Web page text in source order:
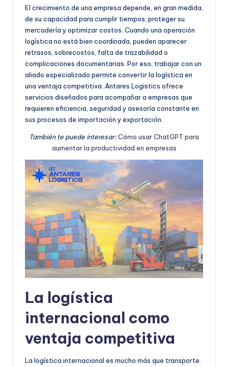
El crecimiento de una empresa depende, en gran medida,
de su capacidad para cumplir tiempos, proteger su
mercadería y optimizar costos. Cuando una operación
logística no está bien coordinada, pueden aparecer
retrasos, sobrecostos, falta de trazabilidad o
complicaciones documentarias. Por eso, trabajar con un
aliado especializado permite convertir la logística en
una ventaja competitiva. Antares Logistics ofrece
servicios diseñados para acompañar a empresas que
requieren eficiencia, seguridad y asesoría constante en
sus procesos de importación y exportación.
También te puede interesar:Cómo usar ChatGPT para
aumentar la productividad en empresas
La logística
internacional como
ventaja competitiva
La logística internacional es mucho más que transporte.